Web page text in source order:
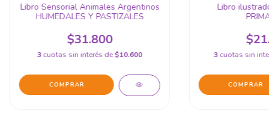
Libro Sensorial Animales Argentinos
HUMEDALES Y PASTIZALES
$31.800
3cuotas sin interés de$10.600
Libro
3 cuotas sin